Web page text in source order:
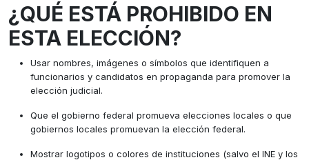
¿QUÉ ESTÁ PROHIBIDO EN
ESTA ELECCIÓN?
Usar nombres, imágenes o símbolos que identifiquen a
funcionarios y candidatos en propaganda para promover la
elección judicial.
Que el gobierno federal promueva elecciones locales o que
gobiernos locales promuevan la elección federal.
Mostrar logotipos o colores de instituciones (salvo el INE y los